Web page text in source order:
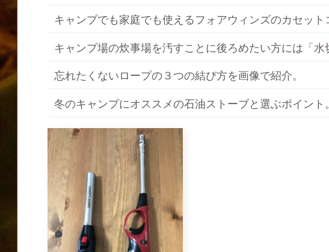
キャンプでも家庭でも使えるフォアウィンズのカセット
キャンプ場の炊事場を汚すことに後ろめたい方には「水
忘れたくないロープの３つの結び方を画像で紹介。
冬のキャンプにオススメの石油ストーブと選ぶポイント。